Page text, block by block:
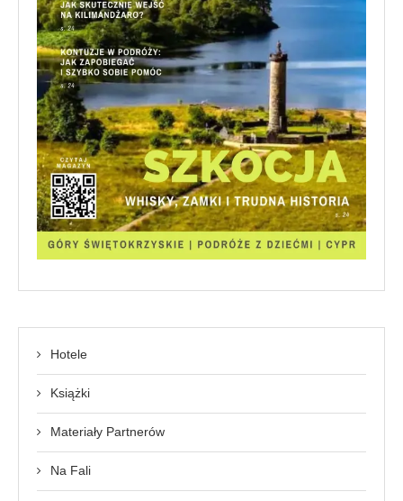
Hotele
Książki
Materiały Partnerów
Na Fali